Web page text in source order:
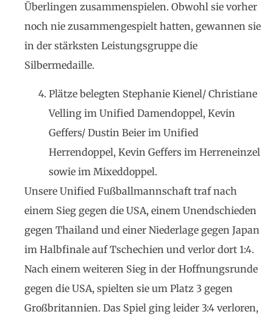
Überlingen zusammenspielen. Obwohl sie vorher
noch nie zusammengespielt hatten, gewannen sie
in der stärksten Leistungsgruppe die
Silbermedaille.
Plätze belegten Stephanie Kienel/ Christiane
Velling im Unified Damendoppel, Kevin
Geffers/ Dustin Beier im Unified
Herrendoppel, Kevin Geffers im Herreneinzel
sowie im Mixeddoppel.
Unsere Unified Fußballmannschaft traf nach
einem Sieg gegen die USA, einem Unendschieden
gegen Thailand und einer Niederlage gegen Japan
im Halbfinale auf Tschechien und verlor dort 1:4.
Nach einem weiteren Sieg in der Hoffnungsrunde
gegen die USA, spielten sie um Platz 3 gegen
Großbritannien. Das Spiel ging leider 3:4 verloren,